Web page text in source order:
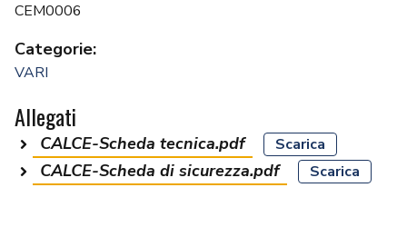
CEM0006
Categorie:
VARI
Allegati
CALCE-Scheda tecnica.pdf Scarica
CALCE-Scheda di sicurezza.pdf Scarica